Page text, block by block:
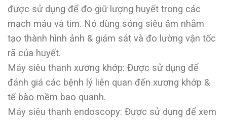
được sử dụng để đo giữ lượng huyết trong các
mạch máu và tim. Nó dùng sóng siêu âm nhằm
tạo thành hình ảnh & giám sát và đo lường vận tốc
rã của huyết.
Máy siêu thanh xương khớp: Được sử dụng để
đánh giá các bệnh lý liên quan đến xương khớp &
tế bào mềm bao quanh.
Máy siêu thanh endoscopy: Được sử dụng để xem